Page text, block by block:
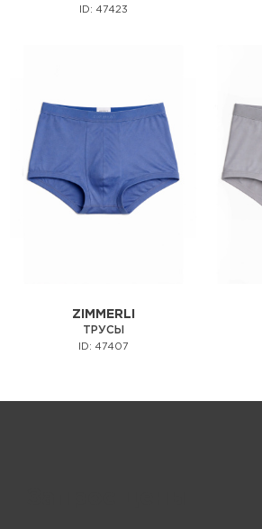
ID: 47423
ZIMMERLI
ТРУСЫ
ID: 47407